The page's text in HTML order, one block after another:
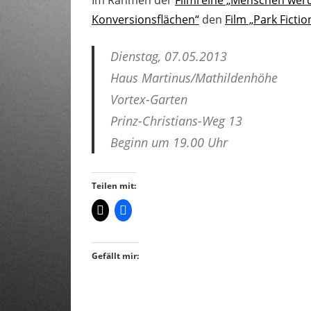
Konversionsflächen“ den Film „Park
Dienstag, 07.05.2013
Haus Martinus/Mathildenhöhe
Vortex-Garten
Prinz-Christians-Weg 13
Beginn um 19.00 Uhr
Teilen mit:
Gefällt mir: